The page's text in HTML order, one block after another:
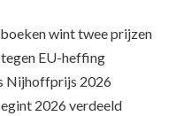
wint twee prijzen
EU-heffing
Nijhoffprijs 2026
2026 verdeeld